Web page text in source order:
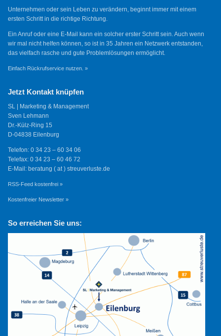
Unternehmen oder sein Leben zu verändern, beginnt immer mit einem
ersten Schritt in die richtige Richtung.
Ein Anruf oder eine E-Mail kann ein solcher erster Schritt sein. Auch wenn
wir mal nicht helfen können, so ist in 35 Jahren ein Netzwerk entstanden,
das vielfach rasche und gute Problemlösungen ermöglicht.
Einfach Rückrufservice nutzen. »
Jetzt Kontakt knüpfen
SL | Marketing & Management
Sven Lehmann
Dr.-Külz-Ring 15
D-04838 Eilenburg
Telefon: 0 34 23 – 60 34 06
Telefax: 0 34 23 – 60 46 72
E-Mail: beratung ( at ) streuverluste.de
RSS-Feed kostenfrei »
Kostenfreier Newsletter »
So erreichen Sie uns: